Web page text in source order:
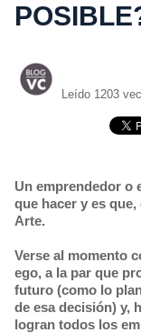
Leído 1203
Un emprendedor o
que hacer y es
Arte.
Verse al momento
ego, a la par que
futuro (como lo
de esa decisión) y,
logran todos los